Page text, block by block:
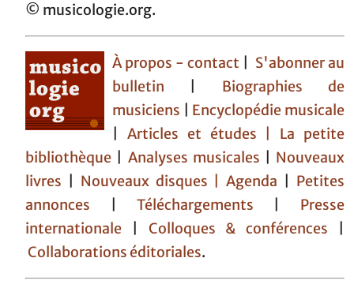
© musicologie.org.
À propos - contact
S'abonner au
bulletin
Biographies de
musiciens
Encyclopédie musicale
|Articles et études | La petite
bibliothèque
Analyses musicales
Nouveaux
livres
Nouveaux disques |Agenda
Petites
annonces
Téléchargements
Presse
internationale
Colloques & conférences
Collaborations éditoriales.